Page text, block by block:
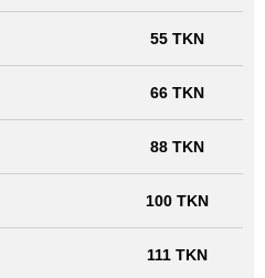
55 TKN
66 TKN
88 TKN
100 TKN
111 TKN